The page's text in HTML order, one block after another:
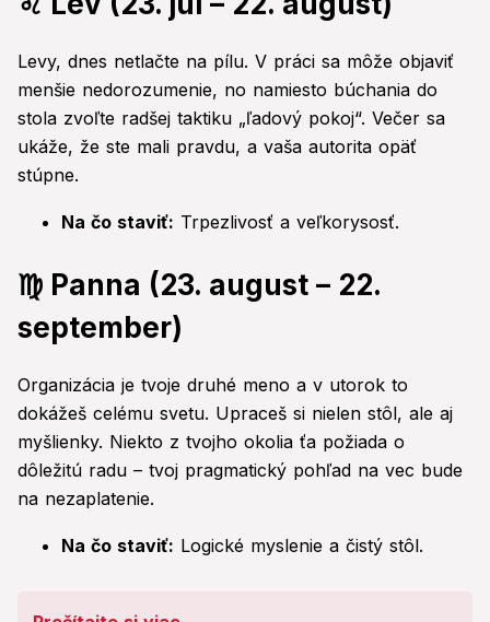
Levy, dnes netlačte na pílu. V práci sa môže objaviť
menšie nedorozumenie, no namiesto búchania do
stola zvoľte radšej taktiku „ľadový pokoj“. Večer sa
ukáže, že ste mali pravdu, a vaša autorita opäť
stúpne.
Na čo staviť: Trpezlivosť a veľkorysosť.
♍ Panna (23. august – 22.
september)
Organizácia je tvoje druhé meno a v utorok to
dokážeš celému svetu. Upraceš si nielen stôl, ale aj
myšlienky. Niekto z tvojho okolia ťa požiada o
dôležitú radu – tvoj pragmatický pohľad na vec bude
na nezaplatenie.
Na čo staviť: Logické myslenie a čistý stôl.